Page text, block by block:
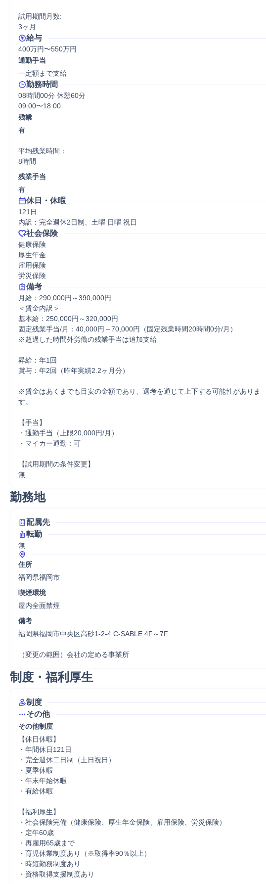
試用期間月数:
3ヶ月
給与
400万円〜550万円
通勤手当
一定額まで支給
勤務時間
08時間00分 休憩60分
09:00〜18:00
残業
有
平均残業時間：
8時間
残業手当
有
休日・休暇
121日
内訳：完全週休2日制、土曜 日曜 祝日
社会保険
健康保険
厚生年金
雇用保険
労災保険
備考
月給：290,000円～390,000円
＜賃金内訳＞
基本給：250,000円～320,000円
固定残業手当/月：40,000円～70,000円（固定残業時間20時間0分/月）
※超過した時間外労働の残業手当は追加支給
昇給：年1回
賞与：年2回（昨年実績2.2ヶ月分）
※賃金はあくまでも目安の金額であり、選考を通じて上下する可能性がありま
す。
【手当】
・通勤手当（上限20,000円/月）
・マイカー通勤：可
【試用期間の条件変更】
無
勤務地
配属先
転勤
無
住所
福岡県福岡市
喫煙環境
屋内全面禁煙
備考
福岡県福岡市中央区高砂1-2-4 C-SABLE 4F～7F
（変更の範囲）会社の定める事業所
制度・福利厚生
制度
その他
その他制度
【休日休暇】
・年間休日121日
・完全週休二日制（土日祝日）
・夏季休暇
・年末年始休暇
・有給休暇
【福利厚生】
・社会保険完備（健康保険、厚生年金保険、雇用保険、労災保険）
・定年60歳
・再雇用65歳まで
・育児休業制度あり（※取得率90％以上）
・時短勤務制度あり
・資格取得支援制度あり